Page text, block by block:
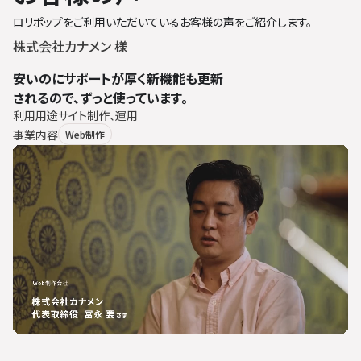
ロリポップをご利用いただいているお客様の声をご紹介します。
株式会社カナメン 様
安いのにサポートが厚く新機能も更新
されるので、ずっと使っています。
利用用途サイト制作、運用
事業内容 Web制作